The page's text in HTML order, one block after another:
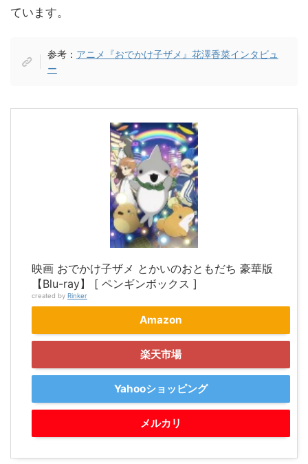
ています。
参考： アニメ『おでかけ子ザメ』花澤香菜インタビュ
ー
映画 おでかけ子ザメ とかいのおともだち 豪華版
【Blu-ray】 [ ペンギンボックス ]
created by Rinker
Amazon
楽天市場
Yahooショッピング
メルカリ